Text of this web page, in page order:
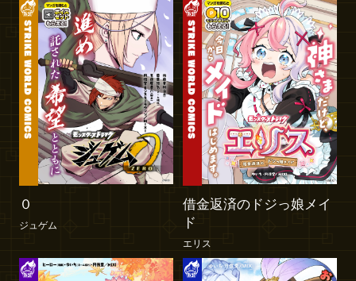
０
ジュゲム
借金返済のドジっ娘メイ
ド
エリス